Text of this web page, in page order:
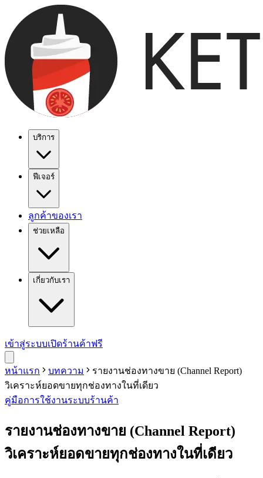
บริการ
ฟีเจอร์
ลูกค้าของเรา
ช่วยเหลือ
เกี่ยวกับเรา
เข้าสู่ระบบเปิดร้านค้าฟรี
หน้าแรก บทความ
รายงานช่องทางขาย (Channel Report)
วิเคราะห์ยอดขายทุกช่องทางในที่เดียว
คู่มือการใช้งานระบบร้านค้า
รายงานช่องทางขาย (Channel Report)
วิเคราะห์ยอดขายทุกช่องทางในที่เดียว